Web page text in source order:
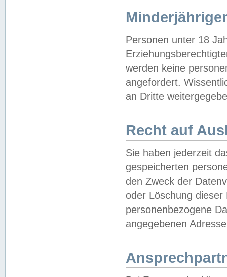
Personen unter 18
werden keine
angefordert.
an Dritte
Recht auf
Sie haben jederzeit
gespeicherten
den Zweck der
oder Löschung
personenbezogene
angegebenen